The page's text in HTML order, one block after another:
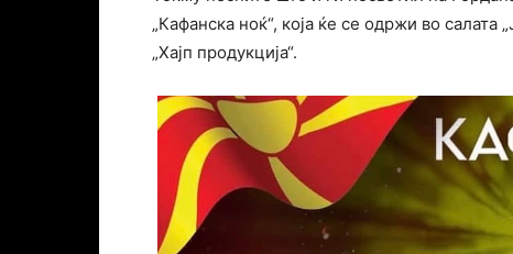
„Кафанска ноќ“, која ќе се одржи во салата
„Хајп продукција“.